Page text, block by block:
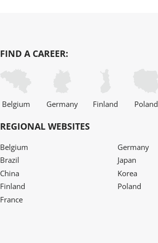
FIND A CAREER:
Belgium Germany Finland Poland
REGIONAL WEBSITES
Belgium
Brazil
China
Finland
France
Germany
Japan
Korea
Poland